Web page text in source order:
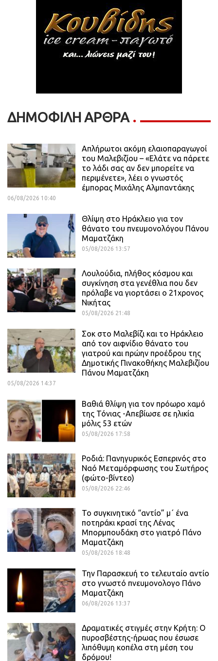
ΔΗΜΟΦΙΛΗ ΑΡΘΡΑ
Απλήρωτοι ακόμη ελαιοπαραγωγοί
του Μαλεβιζίου – «Ελάτε να πάρετε
το λάδι σας αν δεν μπορείτε να
περιμένετε», λέει ο γνωστός
έμπορας Μιχάλης Αλμπαντάκης
06/08/2026 10:40
Θλίψη στο Ηράκλειο για τον
θάνατο του πνευμονολόγου Πάνου
Μαματζάκη
05/08/2026 13:57
Λουλούδια, πλήθος κόσμου και
συγκίνηση στα γενέθλια που δεν
πρόλαβε να γιορτάσει ο 21χρονος
Νικήτας
05/08/2026 21:48
Σοκ στο Μαλεβίζι και το Ηράκλειο
από τον αιφνίδιο θάνατο του
γιατρού και πρώην προέδρου της
Δημοτικής Πινακοθήκης Μαλεβιζίου
Πάνου Μαματζάκη
05/08/2026 14:37
Βαθιά θλίψη για τον πρόωρο χαμό
της Τόνιας -Απεβίωσε σε ηλικία
μόλις 53 ετών
05/08/2026 17:58
Ροδιά: Πανηγυρικός Εσπερινός στο
Ναό Μεταμόρφωσης του Σωτήρος
(φώτο-βίντεο)
05/08/2026 22:46
Το συγκινητικό “αντίο” μ΄ ένα
ποτηράκι κρασί της Λένας
Μπορμπουδάκη στο γιατρό Πάνο
Μαματζάκη
05/08/2026 18:48
Την Παρασκευή το τελευταίο αντίο
στο γνωστό πνευμονολογο Πάνο
Μαματζάκη
06/08/2026 13:37
Δραματικές στιγμές στην Κρήτη: Ο
πυροσβέστης-ήρωας που έσωσε
λιπόθυμη κοπέλα στη μέση του
δρόμου!